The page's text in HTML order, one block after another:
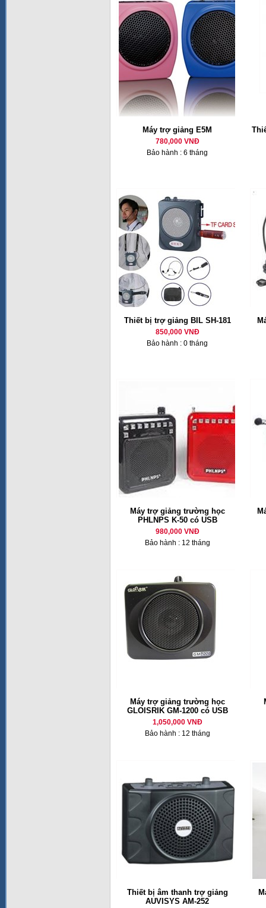
Máy trợ giảng E5M
780,000 VNĐ
Bảo hành : 6 tháng
Thiết bị trợ giảng BIL SH-181
850,000 VNĐ
Bảo hành : 0 tháng
Máy trợ giảng trường học
PHLNPS K-50 có USB
980,000 VNĐ
Bảo hành : 12 tháng
Máy trợ giảng trường học
GLOISRIK GM-1200 có USB
1,050,000 VNĐ
Bảo hành : 12 tháng
Thiết bị âm thanh trợ giảng
AUVISYS AM-252